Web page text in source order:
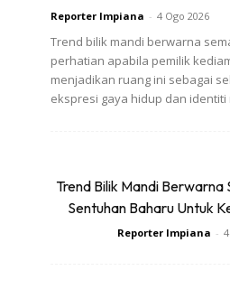
Reporter Impiana - 4 Ogo 2026
Trend bilik mandi berwarna
perhatian apabila pemilik
menjadikan ruang ini sebagai
ekspresi gaya hidup dan identiti
Trend Bilik Mandi Berwarna
Sentuhan Baharu Untuk
Reporter Impiana -